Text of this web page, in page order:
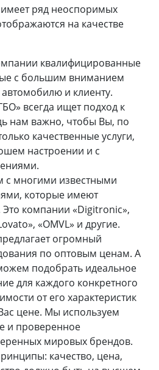
ряд неоспоримых
на качестве
квалифицированные
с большим вниманием
и клиенту.
всегда ищет подход к
нам важно, чтобы Вы, по
качественные услуги,
настроении и с
с многими известными
которые имеют
компании «Digitronic»,
«OMVL» и другие.
огромный
по оптовым ценам. А
подобрать идеальное
для каждого конкретного
от его характеристик
цене. Мы используем
и проверенное
мировых брендов.
качество, цена,